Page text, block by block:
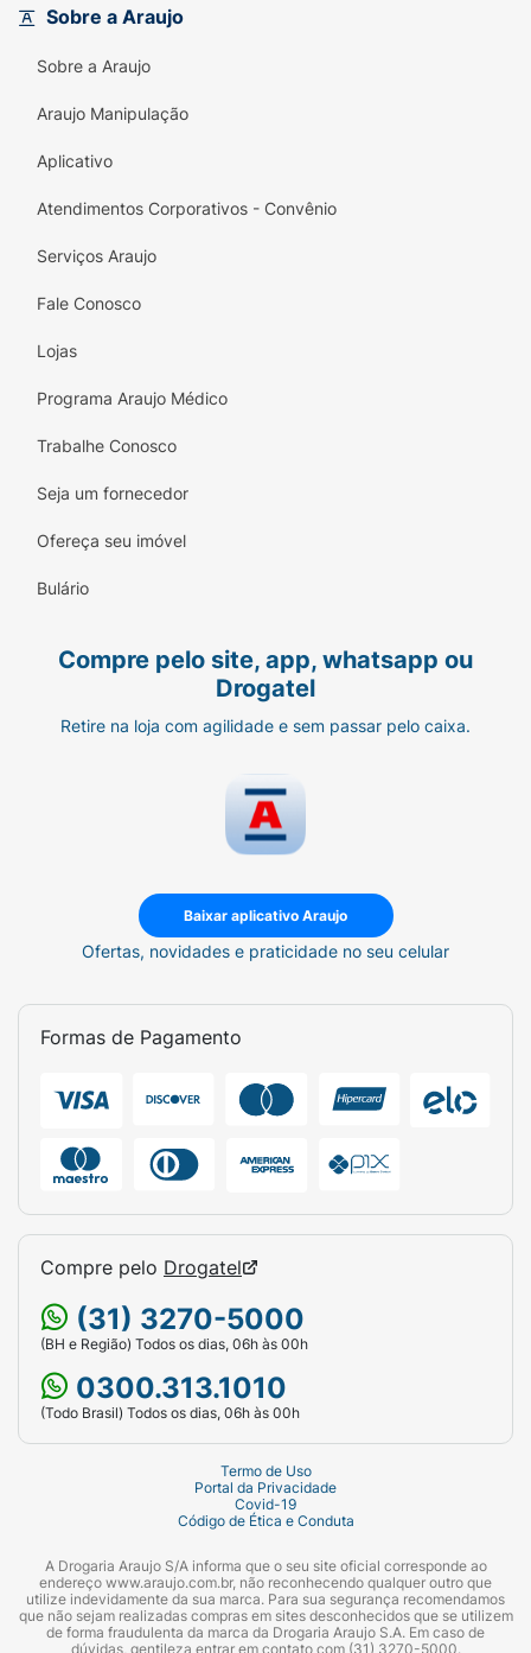
Prenda a alça na fivela metálica.Regule a
Sobre a Araujo
Sobre a Araujo
Araujo Manipulação
Aplicativo
Atendimentos Corporativos - Convênio
Serviços Araujo
Fale Conosco
Lojas
Programa Araujo Médico
Trabalhe Conosco
Seja um fornecedor
Ofereça seu imóvel
Bulário
Compre pelo site, app, whatsapp ou
Drogatel
Retire na loja com agilidade e sem passar pelo caixa.
Baixar aplicativo Araujo
Ofertas, novidades e praticidade no seu celular
Formas de Pagamento
Compre pelo Drogatel
(31) 3270-5000
(BH e Região) Todos os dias, 06h às 00h
0300.313.1010
(Todo Brasil) Todos os dias, 06h às 00h
Termo de Uso
Portal da Privacidade
Covid-19
Código de Ética e Conduta
A Drogaria Araujo S/A informa que o seu site oficial corresponde ao
endereço www.araujo.com.br, não reconhecendo qualquer outro que
utilize indevidamente da sua marca. Para sua segurança recomendamos
que não sejam realizadas compras em sites desconhecidos que se utilizem
de forma fraudulenta da marca da Drogaria Araujo S.A. Em caso de
dúvidas, gentileza entrar em contato com (31) 3270-5000.